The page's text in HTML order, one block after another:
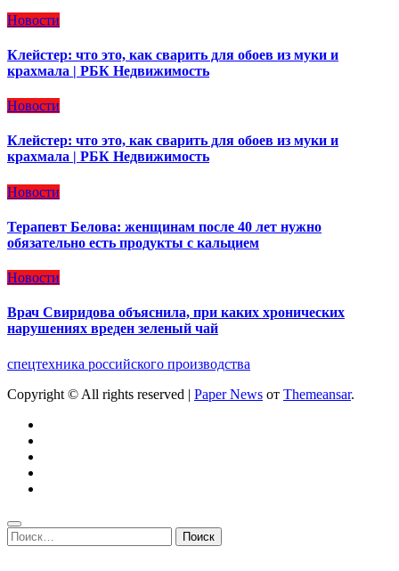
Новости
Клейстер: что это, как сварить для обоев из муки и
крахмала | РБК Недвижимость
Новости
Клейстер: что это, как сварить для обоев из муки и
крахмала | РБК Недвижимость
Новости
Терапевт Белова: женщинам после 40 лет нужно
обязательно есть продукты с кальцием
Новости
Врач Свиридова объяснила, при каких хронических
нарушениях вреден зеленый чай
спецтехника российского производства
Copyright © All rights reserved | Paper News от Themeansar.
Найти: